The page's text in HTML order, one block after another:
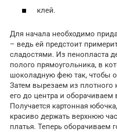
клей.
Для начала необходимо
– ведь ей предстоит
сладостями. Из пенопласта
полого прямоугольника, в
шоколадную фею так, чтобы
Затем вырезаем из плотного
его до центра и оборачиваем
Получается картонная
красиво держать верхнюю
платья. Теперь оборачиваем